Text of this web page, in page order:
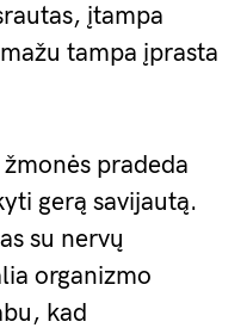
įtampa
tampa įprasta
pradeda
gerą savijautą.
su nervų
organizmo
kad